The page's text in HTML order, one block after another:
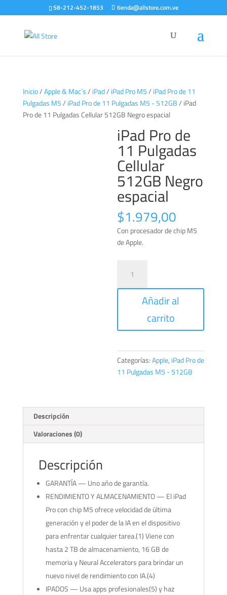
58-212-452-1853 tienda@allstore.com.ve
Inicio/Apple & Mac`s/ iPad/ iPad Pro M5/ iPad Pro de 11
Pulgadas M5/ iPad Pro de 11 Pulgadas M5 - 512GB/ iPad
Pro de 11 Pulgadas Cellular 512GB Negro espacial
iPad Pro de
11 Pulgadas
Cellular
512GB Negro
espacial
$1.979,00
Con procesador de chip M5
de Apple.
de
espacial
cantidad
Añadir al
carrito
Categorías:Apple, iPad Pro de
11 Pulgadas M5 - 512GB
Descripción
Valoraciones (0)
Descripción
GARANTÍA — Uno año de garantía.
RENDIMIENTO Y ALMACENAMIENTO — El iPad
Pro con chip M5 ofrece velocidad de última
generación y el poder de la IA en el dispositivo
para enfrentar cualquier tarea.(1) Viene con
hasta 2 TB de almacenamiento, 16 GB de
memoria y Neural Accelerators para brindar un
nuevo nivel de rendimiento con IA.(4)
IPADOS — Usa apps profesionales(5) y haz